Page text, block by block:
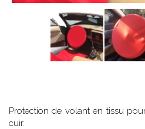
Protection de volant en tissu
cuir.